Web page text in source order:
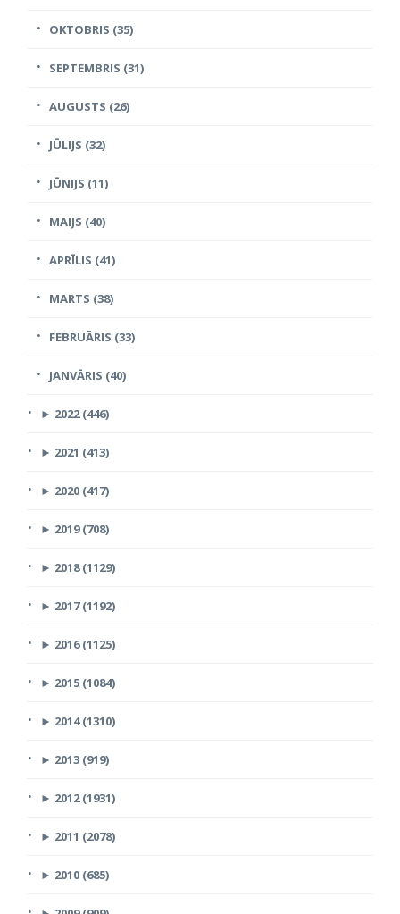
OKTOBRIS (35)
SEPTEMBRIS (31)
AUGUSTS (26)
JŪLIJS (32)
JŪNIJS (11)
MAIJS (40)
APRĪLIS (41)
MARTS (38)
FEBRUĀRIS (33)
JANVĀRIS (40)
► 2022 (446)
► 2021 (413)
► 2020 (417)
► 2019 (708)
► 2018 (1129)
► 2017 (1192)
► 2016 (1125)
► 2015 (1084)
► 2014 (1310)
► 2013 (919)
► 2012 (1931)
► 2011 (2078)
► 2010 (685)